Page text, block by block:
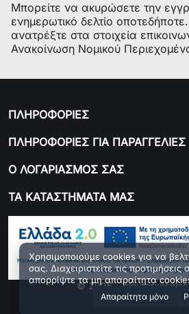
Μπορείτε να ακυρώσετε την
ενημερωτικό δελτίο
ανατρέξτε στα στοιχεία
Ανακοίνωση Νομικού
ΠΛΗΡΟΦΟΡΙΕΣ
ΠΛΗΡΟΦΟΡΙΕΣ ΓΙΑ ΠΑΡΑΓΓΕΛΙΕΣ
Ο ΛΟΓΑΡΙΑΣΜΟΣ ΣΑΣ
ΤΑ ΚΑΤΑΣΤΗΜΑΤΑ ΜΑΣ
Χρησιμοποιούμε cookies για να
σας. Διαχειριστείτε τις
απορρίψτε τα μη απαραίτητα
Aπαραίτητα μόνο
© 2026 -
Developed by